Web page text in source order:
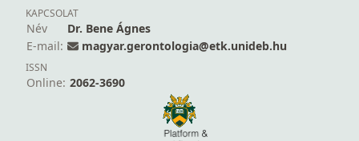
KAPCSOLAT
Név
Dr. Bene Ágnes
E-mail:
magyar.gerontologia@etk.unideb.hu
ISSN
Online: 2062-3690